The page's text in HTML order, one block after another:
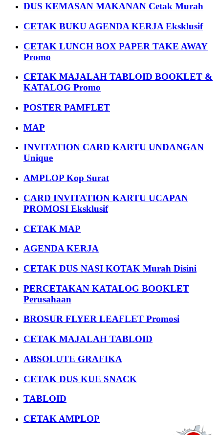
DUS KEMASAN MAKANAN Cetak Murah
CETAK BUKU AGENDA KERJA Eksklusif
CETAK LUNCH BOX PAPER TAKE AWAY
Promo
CETAK MAJALAH TABLOID BOOKLET &
KATALOG Promo
POSTER PAMFLET
MAP
INVITATION CARD KARTU UNDANGAN
Unique
AMPLOP Kop Surat
CARD INVITATION KARTU UCAPAN
PROMOSI Eksklusif
CETAK MAP
AGENDA KERJA
CETAK DUS NASI KOTAK Murah Disini
PERCETAKAN KATALOG BOOKLET
Perusahaan
BROSUR FLYER LEAFLET Promosi
CETAK MAJALAH TABLOID
ABSOLUTE GRAFIKA
CETAK DUS KUE SNACK
TABLOID
CETAK AMPLOP